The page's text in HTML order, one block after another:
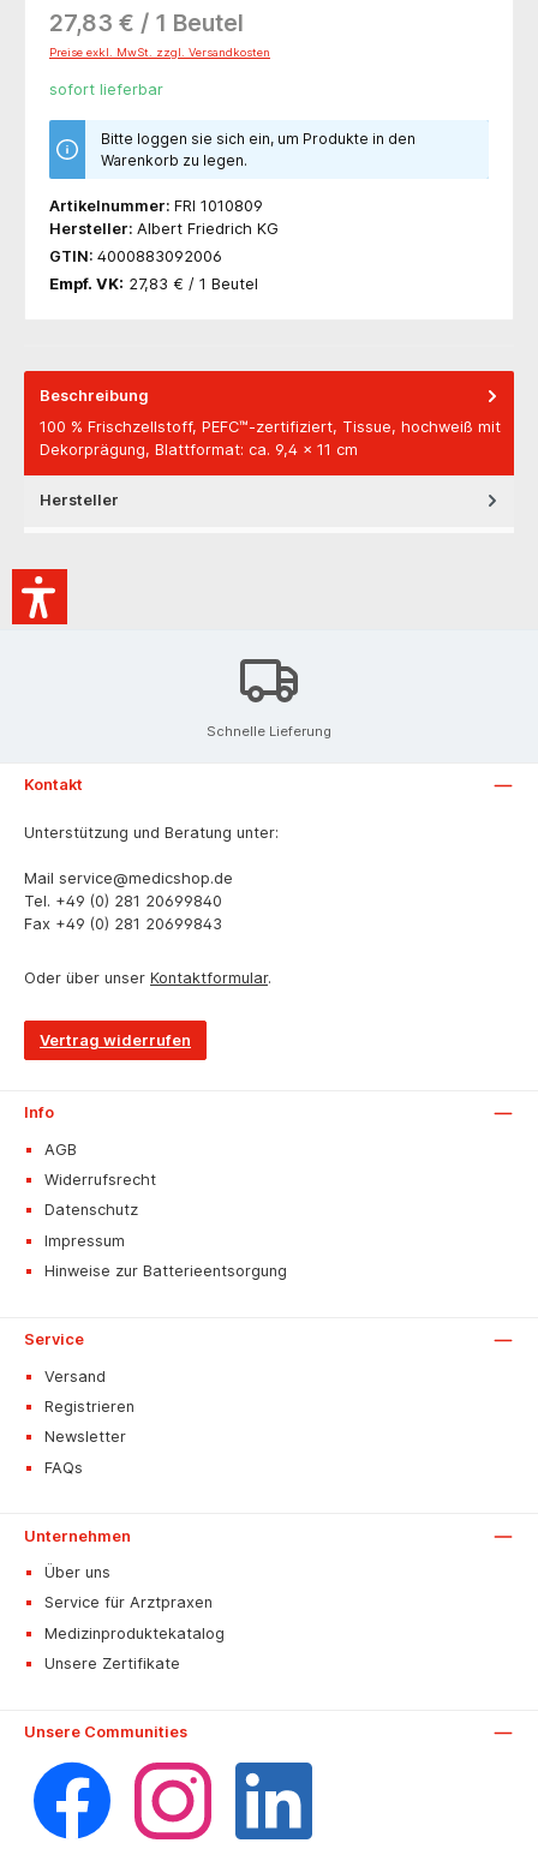
27,83 € / 1 Beutel
Preise exkl. MwSt. zzgl. Versandkosten
sofort lieferbar
Bitte loggen sie sich ein, um Produkte in den
Warenkorb zu legen.
Artikelnummer: FRI 1010809
Hersteller: Albert Friedrich KG
GTIN: 4000883092006
Empf. VK: 27,83 € / 1 Beutel
Beschreibung
100 % Frischzellstoff, PEFC™-zertifiziert, Tissue, hochweiß mit
Dekorprägung, Blattformat: ca. 9,4 x 11 cm
Hersteller
Schnelle Lieferung
Kontakt
Unterstützung und Beratung unter:
Mail service@medicshop.de
Tel. +49 (0) 281 20699840
Fax +49 (0) 281 20699843
Oder über unser Kontaktformular.
Vertrag widerrufen
Info
AGB
Widerrufsrecht
Datenschutz
Impressum
Hinweise zur Batterieentsorgung
Service
Versand
Registrieren
Newsletter
FAQs
Unternehmen
Über uns
Service für Arztpraxen
Medizinproduktekatalog
Unsere Zertifikate
Unsere Communities
Facebook Instagram LinkedIn